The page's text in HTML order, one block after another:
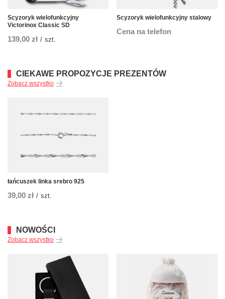
Scyzoryk wielofunkcyjny
Victorinox Classic SD
139,00 zł / szt.
Scyzoryk wielofunkcyjny stalowy
Cena na telefon
CIEKAWE PROPOZYCJE PREZENTÓW
Zobacz wszystko
łańcuszek linka srebro 925
39,00 zł / szt.
NOWOŚCI
Zobacz wszystko